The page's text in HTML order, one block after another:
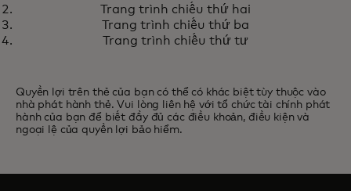
quyền, từ du lịch, giải trí, tới ẩm
thực và nhiều hơn thế
Tìm hiểu thêmTrang trình chiếu thứ hai
Trang trình chiếu thứ ba
Trang trình chiếu thứ tư
Quyền lợi trên thẻ của bạn có thể có khác biệt tùy thuộc vào
nhà phát hành thẻ. Vui lòng liên hệ với tổ chức tài chính phát
hành của bạn để biết đầy đủ các điều khoản, điều kiện và
ngoại lệ của quyền lợi bảo hiểm.